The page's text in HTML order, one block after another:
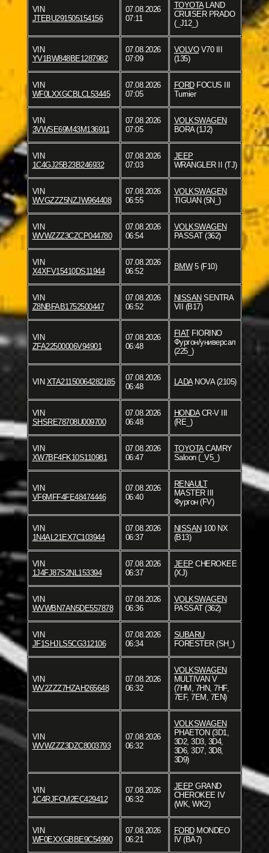
VIN
JTEBU291505154156
07.08.2026
07:11
TOYOTALAND
CRUISER PRADO
(_J12_)
VIN
YV1BW848BE1287982
07.08.2026
07:09
VOLVOV70 III
(135)
VIN
WF0LXXGCBLCL53445
07.08.2026
07:05
FORDFOCUS III
Turnier
VIN
3VWSE69M43M136911
07.08.2026
07:05
VOLKSWAGEN
BORA (1J2)
VIN
1C4GJ25B23B246932
07.08.2026
07:03
JEEP
WRANGLER II (TJ)
VIN
WVGZZZ5NZJW964408
07.08.2026
06:55
VOLKSWAGEN
TIGUAN (5N_)
VIN
WVWZZZ3CZCP044780
07.08.2026
06:54
VOLKSWAGEN
PASSAT (362)
VIN
X4XFV15410DS11944
07.08.2026
06:52
BMW5 (F10)
VIN
Z8NBFAB1752500447
07.08.2026
06:52
NISSAN SENTRA
VII (B17)
VIN
ZFA22500006V94901
07.08.2026
06:48
FIATFIORINO
Фургон/универсал
(225_)
VIN XTA21150064282185
07.08.2026
06:48
LADANOVA (2105)
VIN
SHSRE78708U009700
07.08.2026
06:48
HONDACR-V III
(RE_)
VIN
XW7BF4FK10S110981
07.08.2026
06:47
TOYOTACAMRY
Saloon (_V5_)
VIN
VF6MFF4FE48474446
07.08.2026
06:40
RENAULT
MASTER III
Фургон (FV)
VIN
1N4AL21EX7C103944
07.08.2026
06:37
NISSAN 100 NX
(B13)
VIN
1J4FJ87S2NL153394
07.08.2026
06:37
JEEP CHEROKEE
(XJ)
VIN
WVWBN7AN5DE557878
07.08.2026
06:36
VOLKSWAGEN
PASSAT (362)
VIN
JF1SHJLS5CG312106
07.08.2026
06:34
SUBARU
FORESTER (SH_)
VIN
WV2ZZZ7HZAH265648
07.08.2026
06:32
VOLKSWAGEN
MULTIVAN V
(7HM, 7HN, 7HF,
7EF, 7EM, 7EN)
VIN
WVWZZZ3DZC8003793
07.08.2026
06:32
VOLKSWAGEN
PHAETON (3D1,
3D2, 3D3, 3D4,
3D6, 3D7, 3D8,
3D9)
VIN
1C4RJFCM2EC429412
07.08.2026
06:32
JEEP GRAND
CHEROKEE IV
(WK, WK2)
VIN
WF0EXXGBBE9C54990
07.08.2026
06:21
FORDMONDEO
IV (BA7)